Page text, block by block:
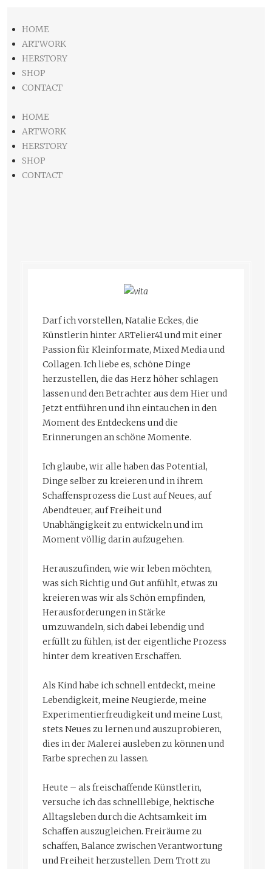
HOME
ARTWORK
HERSTORY
SHOP
CONTACT
HOME
ARTWORK
HERSTORY
SHOP
CONTACT
Darf ich vorstellen, Natalie Eckes, die
Künstlerin hinter ARTelier41 und mit einer
Passion für Kleinformate, Mixed Media und
Collagen. Ich liebe es, schöne Dinge
herzustellen, die das Herz höher schlagen
lassen und den Betrachter aus dem Hier und
Jetzt entführen und ihn eintauchen in den
Moment des Entdeckens und die
Erinnerungen an schöne Momente.
Ich glaube, wir alle haben das Potential,
Dinge selber zu kreieren und in ihrem
Schaffensprozess die Lust auf Neues, auf
Abendteuer, auf Freiheit und
Unabhängigkeit zu entwickeln und im
Moment völlig darin aufzugehen.
Herauszufinden, wie wir leben möchten,
was sich Richtig und Gut anfühlt, etwas zu
kreieren was wir als Schön empfinden,
Herausforderungen in Stärke
umzuwandeln, sich dabei lebendig und
erfüllt zu fühlen, ist der eigentliche Prozess
hinter dem kreativen Erschaffen.
Als Kind habe ich schnell entdeckt, meine
Lebendigkeit, meine Neugierde, meine
Experimentierfreudigkeit und meine Lust,
stets Neues zu lernen und auszuprobieren,
dies in der Malerei ausleben zu können und
Farbe sprechen zu lassen.
Heute – als freischaffende Künstlerin,
versuche ich das schnelllebige, hektische
Alltagsleben durch die Achtsamkeit im
Schaffen auszugleichen. Freiräume zu
schaffen, Balance zwischen Verantwortung
und Freiheit herzustellen. Dem Trott zu